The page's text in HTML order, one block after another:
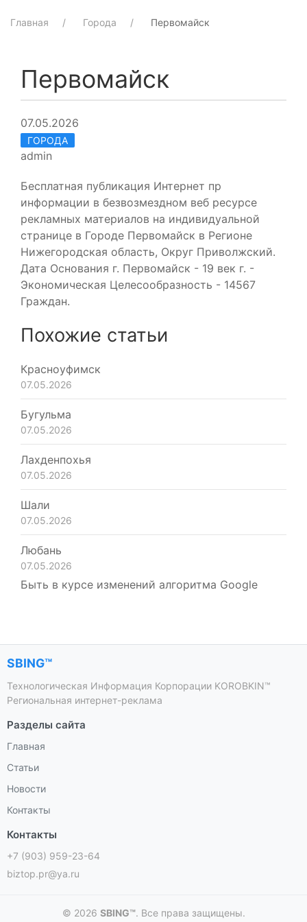
Главная Города Первомайск
Первомайск
07.05.2026
ГОРОДА
admin
Бесплатная публикация Интернет пр
информации в безвозмездном веб ресурсе
рекламных материалов на индивидуальной
странице в Городе Первомайск в Регионе
Нижегородская область, Округ Приволжский.
Дата Основания г. Первомайск - 19 век г. -
Экономическая Целесообразность - 14567
Граждан.
Похожие статьи
Красноуфимск
07.05.2026
Бугульма
07.05.2026
Лахденпохья
07.05.2026
Шали
07.05.2026
Любань
07.05.2026
Быть в курсе изменений алгоритма Google
SBING™
Технологическая Информация Корпорации KOROBKIN™
Региональная интернет-реклама
Разделы сайта
Главная
Статьи
Новости
Контакты
Контакты
+7 (903) 959-23-64
biztop.pr@ya.ru
© 2026 SBING™. Все права защищены.